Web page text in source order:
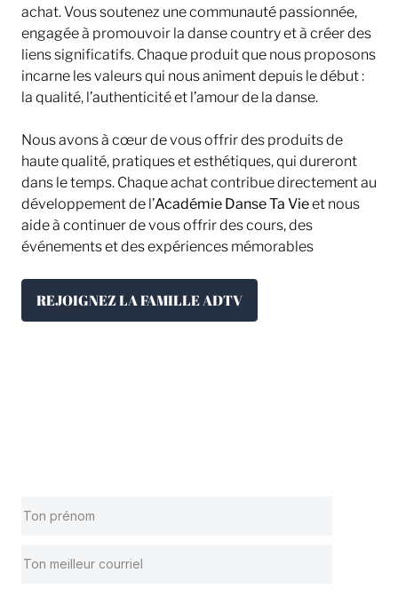
achat. Vous soutenez une communauté passionnée,
engagée à promouvoir la danse country et à créer des
liens significatifs. Chaque produit que nous proposons
incarne les valeurs qui nous animent depuis le début :
la qualité, l’authenticité et l’amour de la danse.
Nous avons à cœur de vous offrir des produits de
haute qualité, pratiques et esthétiques, qui dureront
dans le temps. Chaque achat contribue directement au
développement de l’Académie Danse Ta Vieet nous
aide à continuer de vous offrir des cours, des
événements et des expériences mémorables
REJOIGNEZ LA FAMILLE ADTV